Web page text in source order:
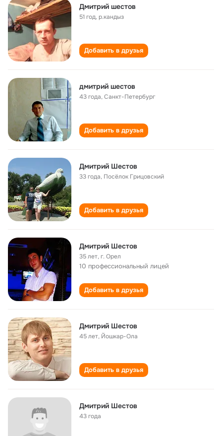
Дмитрий шестов
51 год,р.кандыз
Добавить в друзья
дмитрий шестов
43 года,Санкт-Петербург
Добавить в друзья
Дмитрий Шестов
33 года, Посёлок Грицовский
Добавить в друзья
Дмитрий Шестов
35 лет,г. Орел
10 профессиональный лицей
Добавить в друзья
Дмитрий Шестов
45 лет, Йошкар-Ола
Добавить в друзья
Дмитрий Шестов
43 года